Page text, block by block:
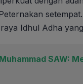
Idhul Adha
SAW: